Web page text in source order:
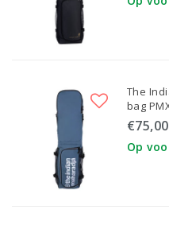
The
bag
€75,00
Op